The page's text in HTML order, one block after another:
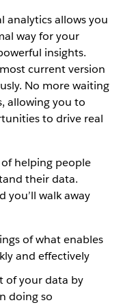
analytics allows you
way for your
insights.
current version
No more waiting
allowing you to
to drive real
helping people
their data.
walk away
of what enables
and effectively
of your data by
doing so